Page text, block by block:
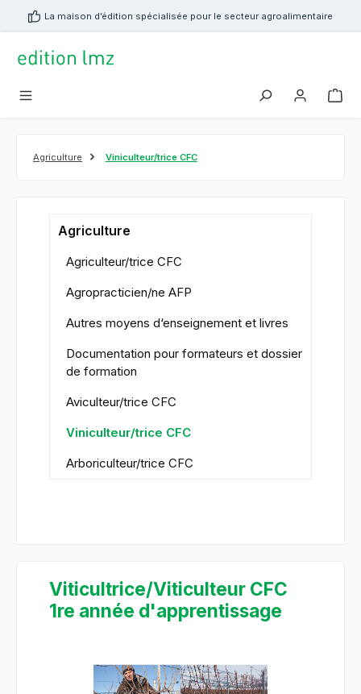
principal
La maison d’édition spécialisée pour le secteur agroalimentaire
Agriculture Viniculteur/trice CFC
Agriculture
Agriculteur/trice CFC
Agropracticien/ne AFP
Autres moyens d‘enseignement et livres
Documentation pour formateurs et dossier
de formation
Aviculteur/trice CFC
Viniculteur/trice CFC
Arboriculteur/trice CFC
Viticultrice/Viticulteur CFC
1re année d'apprentissage
Ignorer la galerie d'images